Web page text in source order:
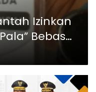
Izinkan
Bebas